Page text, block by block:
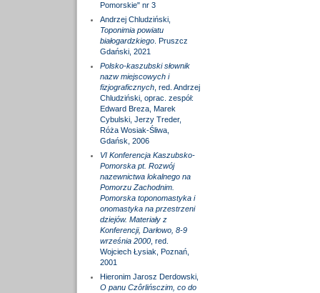
Pomorskie" nr 3
Andrzej Chludziński,
Toponimia powiatu
białogardzkiego. Pruszcz
Gdański, 2021
Polsko-kaszubski słownik
nazw miejscowych i
fizjograficznych, red. Andrzej
Chludziński, oprac. zespół:
Edward Breza, Marek
Cybulski, Jerzy Treder,
Róża Wosiak-Śliwa,
Gdańsk, 2006
VI Konferencja Kaszubsko-
Pomorska pt. Rozwój
nazewnictwa lokalnego na
Pomorzu Zachodnim.
Pomorska toponomastyka i
onomastyka na przestrzeni
dziejów. Materiały z
Konferencji, Darłowo, 8-9
września 2000, red.
Wojciech Łysiak, Poznań,
2001
Hieronim Jarosz Derdowski,
O panu Czôrlińsczim, co do